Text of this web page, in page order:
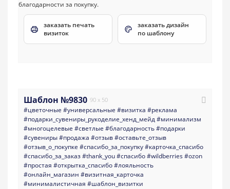
заказать печать
визиток
заказать дизайн
по шаблону
Шаблон №9830 90 x 50
#цветочные #универсальные #визитка #реклама
#подарки_сувениры_рукоделие_хенд_мейд#минимализм
#многоцелевые #светлые #благодарность#подарки
#сувениры#продажа #отзыв#оставьте_отзыв
#отзыв_о_покупке #спасибо_за_покупку#карточка_спасибо
#спасибо_за_заказ#thank_you#спасибо#wildberries#ozon
#простая #открытка_спасибо#лояльность
#онлайн_магазин #визитная_карточка
#минималистичная #шаблон_визитки